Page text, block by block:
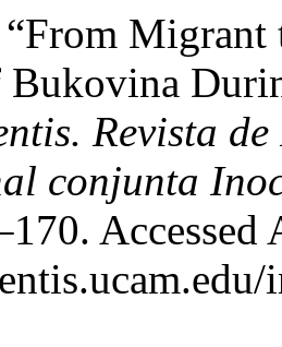
Bukovina
Revista
conjunta
Accessed